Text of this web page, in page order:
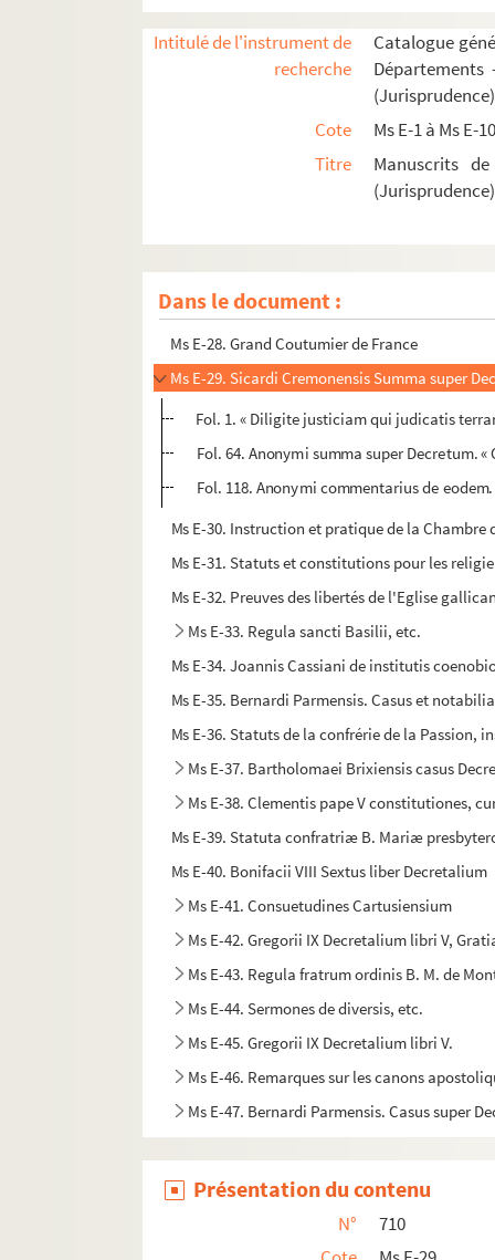
Intitulé de l'instrument de
recherche
Catalogue
Départements
(Jurisprudence)
Cote
Ms E-1 à Ms E-
Titre
Manuscrits
(Jurisprudence)
Dans le document :
Ms E-19. Clementis papae V constitutiones,
Ms E-20. Gregorii IX Decretalium libri V, cum
Ms E-22. Justiniani Digestorum libri XXXIX-L.
Ms E-23. Isidori Mercatoris collectio
Ms E-24. L'esprit des chanoines réguliers,
Ms E-25. Gratiani Decreti pars
Ms E-26. Gregorii IX Decretalium libri V.
Ms E-27. Isidori Mercatoris collectio
Ms E-28. Grand Coutumier de France
Ms E-29. Sicardi Cremonensis Summa super
Fol. 1. « Diligite justiciam qui judicatis
Fol. 64. Anonymi summa super Decretum.
Fol. 118. Anonymi commentarius de
Ms E-30. Instruction et pratique de la
Ms E-31. Statuts et constitutions pour les
Ms E-32. Preuves des libertés de l'Eglise
Ms E-33. Regula sancti Basilii, etc.
Ms E-34. Joannis Cassiani de institutis
Ms E-35. Bernardi Parmensis. Casus et
Ms E-36. Statuts de la confrérie de la Passion,
Ms E-37. Bartholomaei Brixiensis casus
Ms E-38. Clementis pape V constitutiones,
Ms E-39. Statuta confratriæ B. Mariæ
Ms E-40. Bonifacii VIII Sextus liber Decretalium
Ms E-41. Consuetudines Cartusiensium
Ms E-42. Gregorii IX Decretalium libri V,
Ms E-43. Regula fratrum ordinis B. M. de
Ms E-44. Sermones de diversis, etc.
Ms E-45. Gregorii IX Decretalium libri V.
Ms E-46. Remarques sur les canons
Ms E-47. Bernardi Parmensis. Casus super
Ms E-49. Collectio canonum et excerptorum
Ms E-50. Johannis Andreae novella in
Ms E-51. Gregorii IX Decretalium libri V,
Présentation du contenu
N°
710